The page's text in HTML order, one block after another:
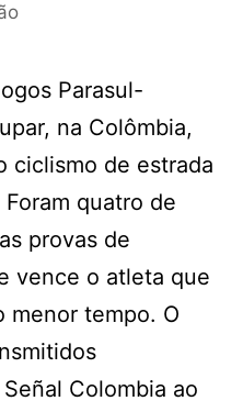
Parasul-
na Colômbia,
ciclismo de estrada
quatro de
provas de
vence o atleta que
menor tempo. O
Colombia ao